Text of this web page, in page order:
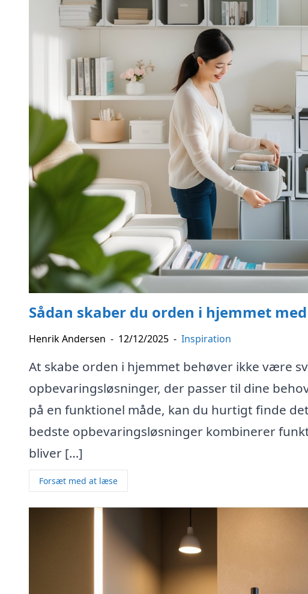
Sådan skaber du orden i hjemmet
Henrik Andersen - 12/12/2025 - Inspiration
At skabe orden i hjemmet behøver ikke være
opbevaringsløsninger, der passer til dine
på en funktionel måde, kan du hurtigt finde
bedste opbevaringsløsninger kombinerer
bliver […]
Forsæt med at læse